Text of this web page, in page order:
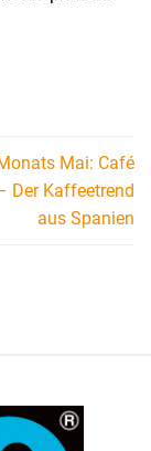
Mai: Café
Der Kaffeetrend
aus Spanien